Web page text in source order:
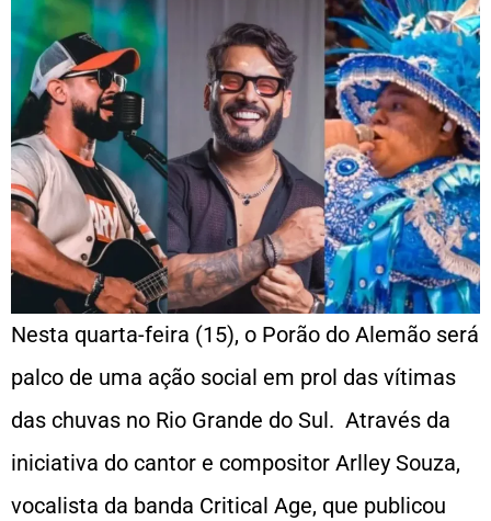
Nesta quarta-feira (15), o Porão do Alemão será
palco de uma ação social em prol das vítimas
das chuvas no Rio Grande do Sul. Através da
iniciativa do cantor e compositor Arlley Souza,
vocalista da banda Critical Age, que publicou